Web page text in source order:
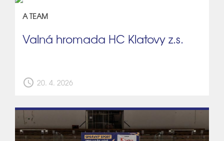
A TEAM
Valná hromada HC Klatovy z.s.
schedule 20. 4. 2026